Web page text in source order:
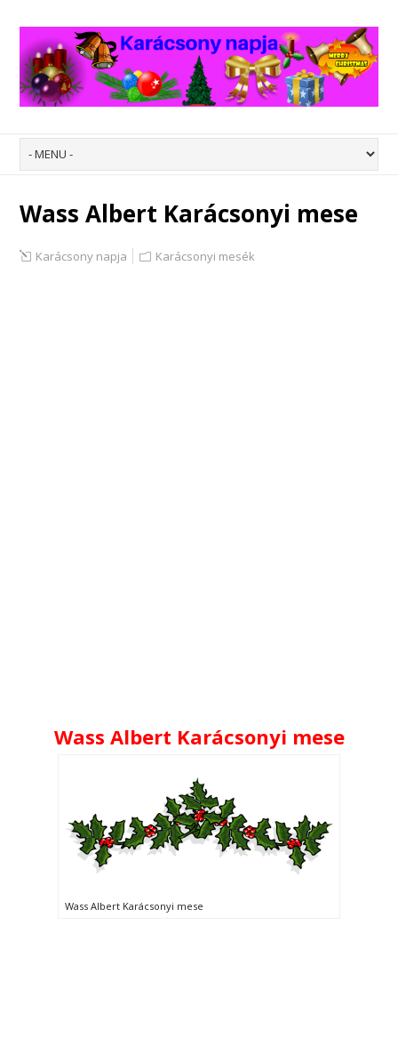
Wass Albert Karácsonyi mese
Karácsony napja Karácsonyi mesék
Wass Albert Karácsonyi mese
Wass Albert Karácsonyi mese